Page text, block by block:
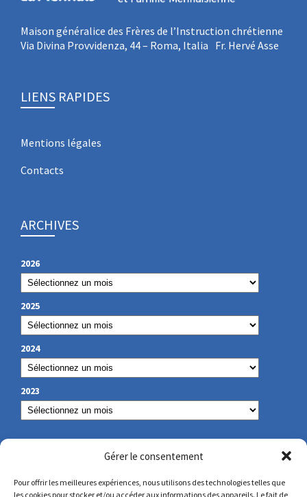
Gérer le consentement
Pour offrir les meilleures expériences, nous utilisons des technologies telles que
les cookies pour stocker et/ou accéder aux informations des appareils. Le fait de
Maison généralice des Frères de l’Instruction chrétienne
Via Divina Provvidenza, 44 – Roma, Italia Fr. Hervé Asse
LIENS RAPIDES
Mentions légales
Contacts
ARCHIVES
2026
2025
2024
2023
NOS COORDONNÉES